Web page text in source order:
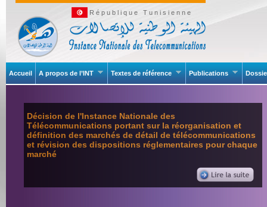
République Tunisienne
Accueil A propos de l’INT Textes de référence Publications
Décision de l'Instance Nationale des
Télécommunications portant sur la réorganisation et
définition des marchés de détail de télécommunications
et révision des dispositions réglementaires pour chaque
marché